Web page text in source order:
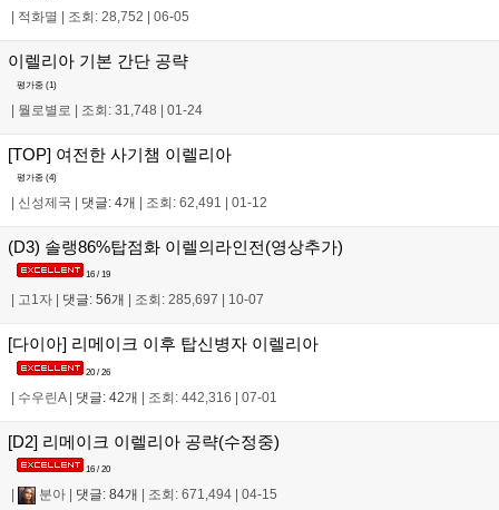
적화멸 조회: 28,752 06-05
이렐리아 기본 간단 공략
평가중 (1)
| 뭘로별로 | 조회: 31,748 | 01-24
[TOP] 여전한 사기챔 이렐리아
평가중 (4)
신성제국 댓글: 4개 조회: 62,491 01-12
(D3) 솔랭86%탑점화 이렐의라인전(영상추가)
16 / 19
고1자 댓글: 56개 조회: 285,697 10-07
[다이아] 리메이크 이후 탑신병자 이렐리아
20 / 26
| 수우린A| 댓글: 42개 | 조회: 442,316 | 07-01
[D2] 리메이크 이렐리아 공략(수정중)
16 / 20
분아 댓글: 84개 조회: 671,494 04-15